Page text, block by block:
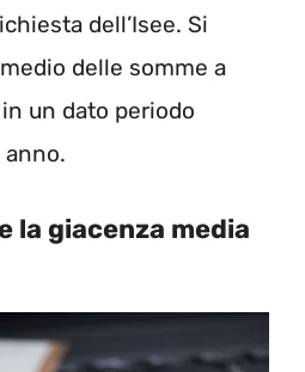
dell’Isee. Si
delle somme a
un dato periodo
anno.
la giacenza media